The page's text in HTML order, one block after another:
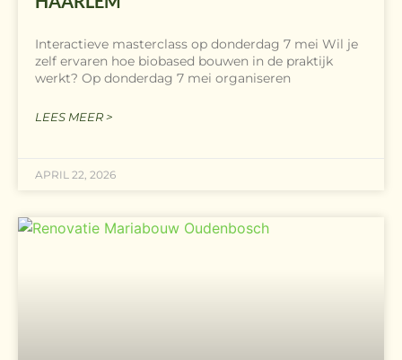
Interactieve masterclass op donderdag 7 mei Wil je
zelf ervaren hoe biobased bouwen in de praktijk
werkt? Op donderdag 7 mei organiseren
LEES MEER >
APRIL 22, 2026